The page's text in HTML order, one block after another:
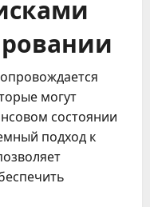
могут
состоянии
подход к